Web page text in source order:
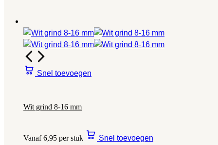
Snel toevoegen
Wit grind 8-16 mm
Vanaf 6,95 per stuk Snel toevoegen